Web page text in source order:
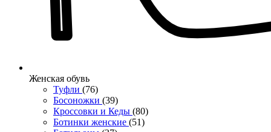
Женcкая обувь
Туфли (76)
Босоножки (39)
Кроссовки и Кеды (80)
Ботинки женские (51)